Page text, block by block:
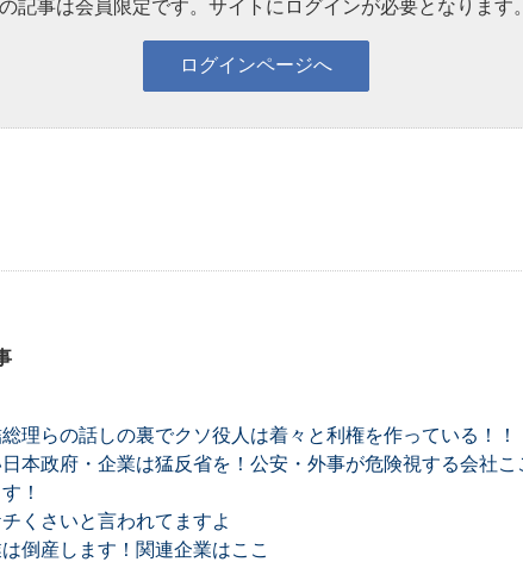
記事は会員限定です。サイトにログインが必要となります
理らの話しの裏でクソ役人は着々と利権を作っている！！
本政府・企業は猛反省を！公安・外事が危険視する会社
！
くさいと言われてますよ
倒産します！関連企業はここ